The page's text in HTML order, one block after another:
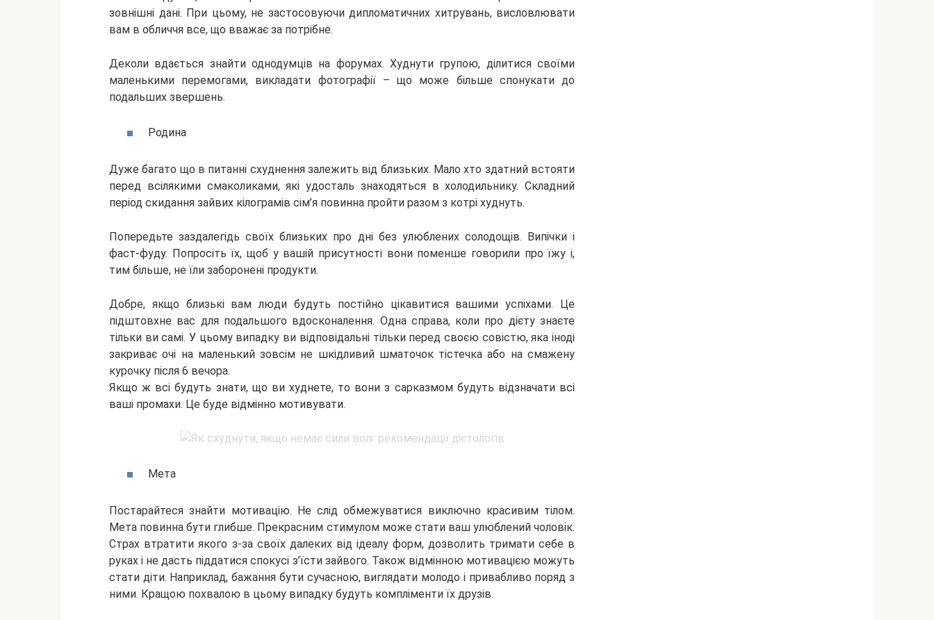
зовнішні дані. При цьому, не застосовуючи дипломатичних хитрувань, висловлювати
вам в обличчя все, що вважає за потрібне.
Деколи вдається знайти однодумців на форумах. Худнути групою, ділитися своїми
маленькими перемогами, викладати фотографії – що може більше спонукати до
подальших звершень.
Родина
Дуже багато що в питанні схуднення залежить від близьких. Мало хто здатний встояти
перед всілякими смаколиками, які удосталь знаходяться в холодильнику. Складний
період скидання зайвих кілограмів сім’я повинна пройти разом з котрі худнуть.
Попередьте заздалегідь своїх близьких про дні без улюблених солодощів. Випічки і
фаст-фуду. Попросіть їх, щоб у вашій присутності вони поменше говорили про їжу і,
тим більше, не їли заборонені продукти.
Добре, якщо близькі вам люди будуть постійно цікавитися вашими успіхами. Це
підштовхне вас для подальшого вдосконалення. Одна справа, коли про дієту знаєте
тільки ви самі. У цьому випадку ви відповідальні тільки перед своєю совістю, яка іноді
закриває очі на маленький зовсім не шкідливий шматочок тістечка або на смажену
курочку після 6 вечора.
Якщо ж всі будуть знати, що ви худнете, то вони з сарказмом будуть відзначати всі
ваші промахи. Це буде відмінно мотивувати.
Мета
Постарайтеся знайти мотивацію. Не слід обмежуватися виключно красивим тілом.
Мета повинна бути глибше. Прекрасним стимулом може стати ваш улюблений чоловік.
Страх втратити якого з-за своїх далеких від ідеалу форм, дозволить тримати себе в
руках і не дасть піддатися спокусі з’їсти зайвого. Також відмінною мотивацією можуть
стати діти. Наприклад, бажання бути сучасною, виглядати молодо і привабливо поряд з
ними. Кращою похвалою в цьому випадку будуть компліменти їх друзів.